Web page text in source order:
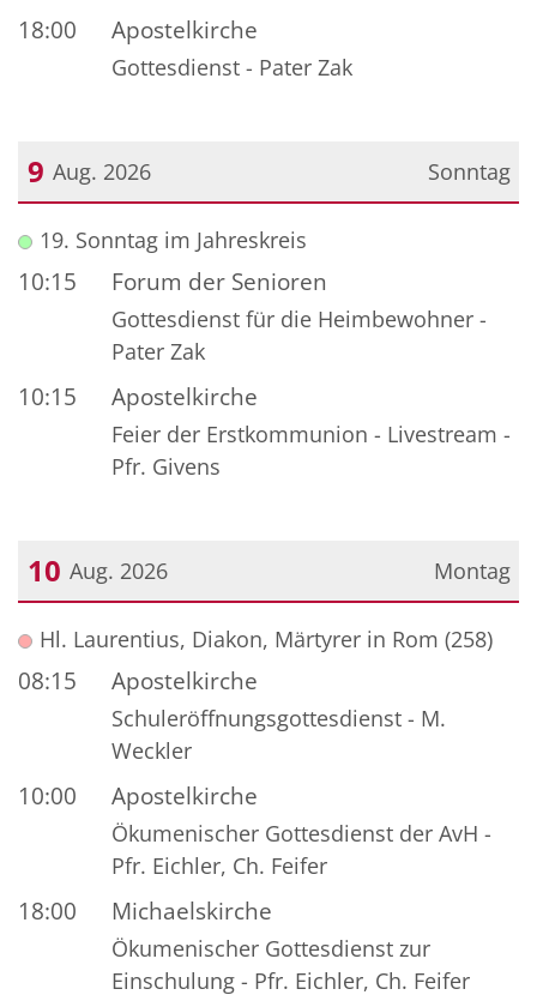
18:00 Apostelkirche
Gottesdienst - Pater Zak
Sonntag
9 Aug. 2026
Datum: 9. August 2026
19. Sonntag im Jahreskreis
10:15 Forum der Senioren
Gottesdienst für die Heimbewohner -
Pater Zak
10:15 Apostelkirche
Feier der Erstkommunion - Livestream -
Pfr. Givens
Montag
10 Aug. 2026
Datum: 10. August 2026
Hl. Laurentius, Diakon, Märtyrer in Rom (258)
08:15 Apostelkirche
Schuleröffnungsgottesdienst - M.
Weckler
10:00 Apostelkirche
Ökumenischer Gottesdienst der AvH -
Pfr. Eichler, Ch. Feifer
18:00 Michaelskirche
Ökumenischer Gottesdienst zur
Einschulung - Pfr. Eichler, Ch. Feifer